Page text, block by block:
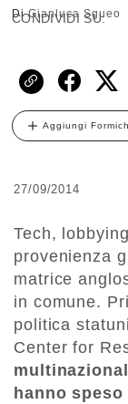
DiGianluca Sgueo
CONDIVIDI SU:
Aggiungi
27/09/2014
Tech,
provenienza
matrice
in comune.
politica
Center for
hanno